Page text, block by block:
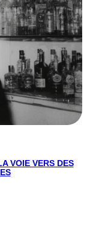
VOIE VERS DES